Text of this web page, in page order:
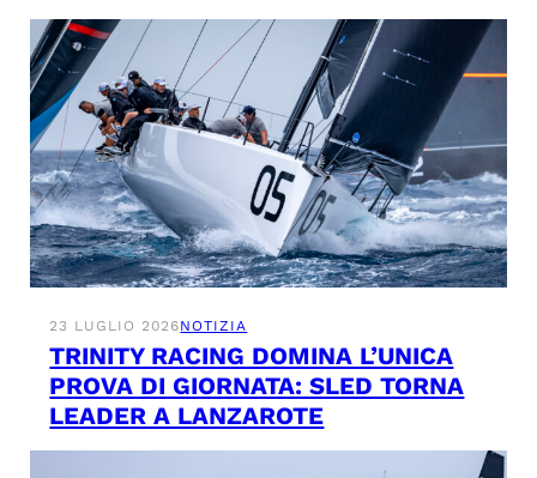
23 LUGLIO 2026NOTIZIA
TRINITY RACING DOMINA L’UNICA
PROVA DI GIORNATA: SLED TORNA
LEADER A LANZAROTE